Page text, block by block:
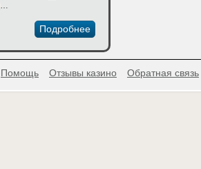
Аудиокнига своими руками
Подробнее
Помощь Отзывы казино Обратная связь